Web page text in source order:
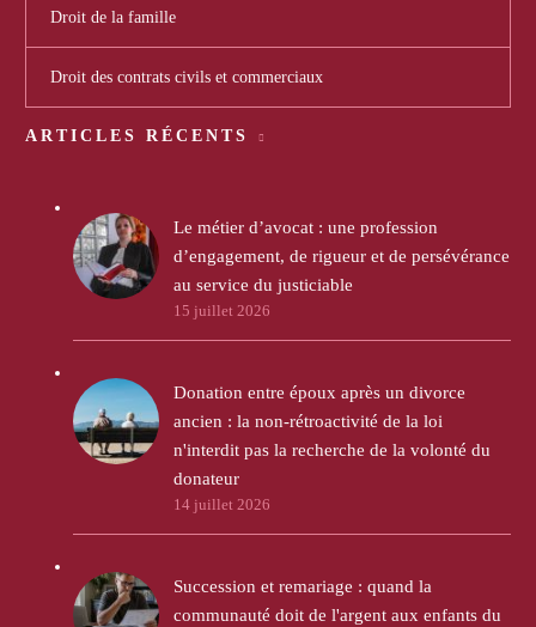
Droit de la famille
Droit des contrats civils et commerciaux
ARTICLES RÉCENTS
Le métier d’avocat : une profession
d’engagement, de rigueur et de persévérance
au service du justiciable
15 juillet 2026
Donation entre époux après un divorce
ancien : la non-rétroactivité de la loi
n'interdit pas la recherche de la volonté du
donateur
14 juillet 2026
Succession et remariage : quand la
communauté doit de l'argent aux enfants du